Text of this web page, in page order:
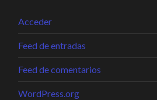
Acceder
Feed de entradas
Feed de comentarios
WordPress.org